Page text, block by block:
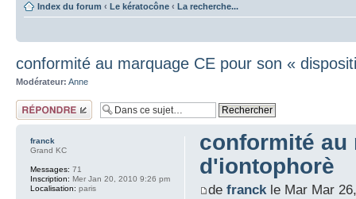
Index du forum ‹ Le kératocône ‹ La recherche...
conformité au marquage CE pour son «
Modérateur: Anne
Répondre
conformité au
d'iontophorè
de franckle Mar Mar
franck
Grand KC
Messages: 71
Inscription: Mer Jan 20, 2010 9:26 pm
Localisation: paris